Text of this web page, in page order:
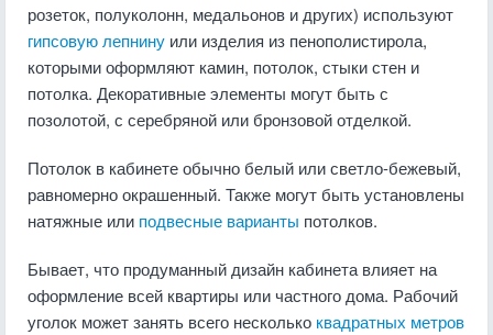
розеток, полуколонн, медальонов и других) используют
гипсовую лепнину или изделия из пенополистирола,
которыми оформляют камин, потолок, стыки стен и
потолка. Декоративные элементы могут быть с
позолотой, с серебряной или бронзовой отделкой.
Потолок в кабинете обычно белый или светло-бежевый,
равномерно окрашенный. Также могут быть установлены
натяжные или подвесные варианты потолков.
Бывает, что продуманный дизайн кабинета влияет на
оформление всей квартиры или частного дома. Рабочий
уголок может занять всего несколько квадратных метров